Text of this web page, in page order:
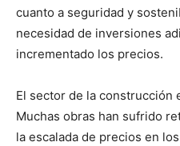
cuanto a seguridad y
necesidad de inversiones
incrementado los precios.
El sector de la construcción
Muchas obras han sufrido
la escalada de precios en